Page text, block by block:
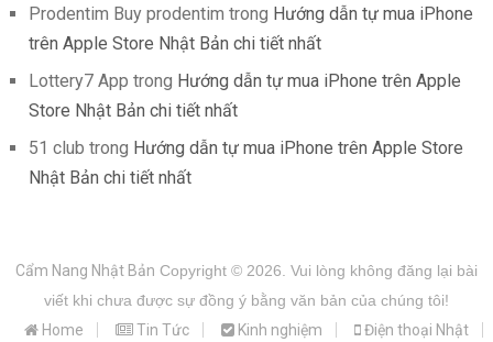
Prodentim Buy prodentim trong Hướng dẫn tự mua iPhone
trên Apple Store Nhật Bản chi tiết nhất
Lottery7 App trong Hướng dẫn tự mua iPhone trên Apple
Store Nhật Bản chi tiết nhất
51 club trong Hướng dẫn tự mua iPhone trên Apple Store
Nhật Bản chi tiết nhất
Cẩm Nang Nhật Bản Copyright © 2026. Vui lòng không đăng lại bài
viết khi chưa được sự đồng ý bằng văn bản của chúng tôi!
Home
Tin Tức Kinh nghiệm Điện thoại Nhật